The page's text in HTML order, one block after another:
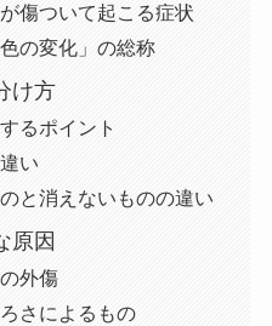
傷ついて起こる症状
の変化」の総称
け方
るポイント
い
と消えないものの違い
原因
外傷
さによるもの